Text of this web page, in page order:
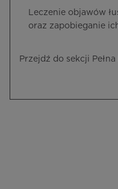
Leczenie objawów
oraz zapobieganie
Przejdź do sekcji